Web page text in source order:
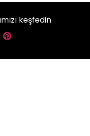
keşfedin